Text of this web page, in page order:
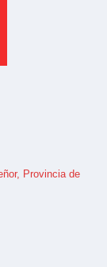
Provincia de